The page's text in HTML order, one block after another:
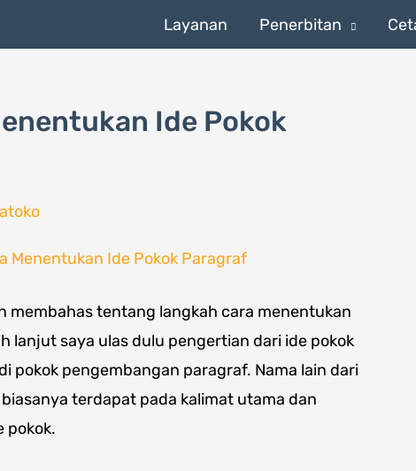
Layanan Penerbitan
Ide Pokok
membahas tentang langkah cara menentukan
lanjut saya ulas dulu pengertian dari ide pokok
pokok pengembangan paragraf. Nama lain dari
terdapat pada kalimat utama dan
pokok.